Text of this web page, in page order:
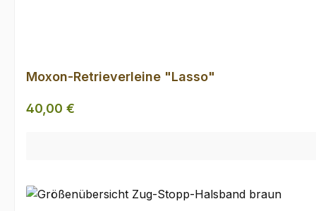
Moxon-Retrieverleine "Lasso"
Regulärer Preis:
40,00 €